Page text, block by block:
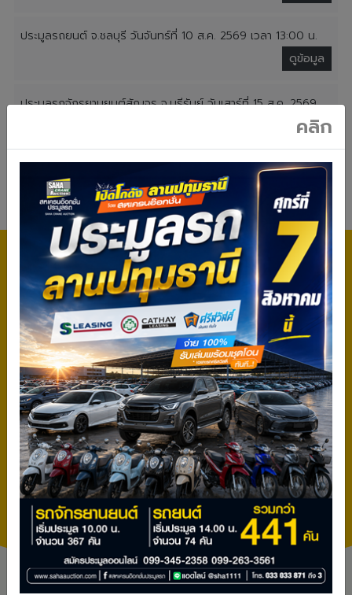
ประมูลรถยนต์ จ.ชลบุรี วันจันทร์ที่ 10 ส.ค. 2569 เวลา 13:00 น.
ดูข้อมูล
ประมูลรถจักรยานยนต์สัญจร จ.บุรีรัมย์ วันเสาร์ที่ 15 ส.ค. 2569
ดูข้อมูล
ดูข้อมูลทั้งหมด
ค้นหารถเข้าประมูล
คลิก